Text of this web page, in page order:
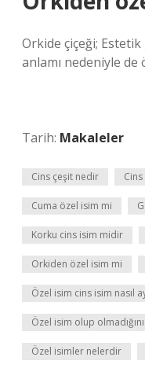
Orkide çiçeği;
anlamı nedeniyle
Tarih: Makaleler
Cins çeşit nedir
Cuma özel isim mi
Korku cins isim midir
Orkiden özel isim mi
Özel isim cins isim nasıl
Özel isim olup
Özel isimler nelerdir